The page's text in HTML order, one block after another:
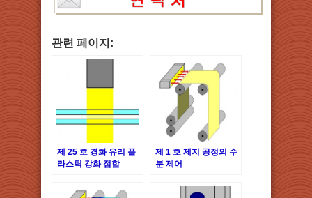
관련 페이지:
제 25 호 경화 유리 플
라스틱 강화 접합
제 1 호 제지 공정의 수
분 제어